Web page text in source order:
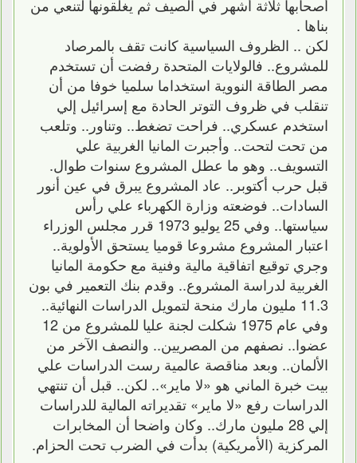
أصحابها ثلاثة أشهر في الصيف ثم يغلقونها لتنعي من
بناها .
لكن .. الظروف السياسية كانت تقف بالمرصاد
للمشروع.. فالولايات المتحدة رفضت أن تستخدم
مصر الطاقة النووية استخداما سلميا خوفا من أن
تنقلب في ظروف التوتر الحادة مع إسرائيل إلي
استخدم عسكري.. فراحت تضغط.. وتناور.. وتلعب
من تحت لتحت.. وأجبرت المانيا الغربية علي
التسويف.. وهو ما عطل المشروع سنوات طوال.
قبل حرب أكتوبر.. عاد المشروع يبرق في عين أنور
السادات.. فوضعته وزارة الكهرباء علي رأس
سياستها.. وفي 25 يوليو 1973 قرر مجلس الوزراء
اعتبار المشروع مشروعا قوميا يستحق الأولوية..
وجري توقيع اتفاقية مالية وفنية مع حكومة المانيا
الغربية لدراسة المشروع.. وقدم بنك التعمير في بون
11.3 مليون مارك منحة لتمويل الدراسات النهائية..
وفي عام 1975 شكلت لجنة عليا للمشروع من 12
عضوا.. نصفهم من المصريين.. والنصف الآخر من
الألمان.. وبعد مناقصة عالمية رست الدراسات علي
بيت خبرة الماني هو «لا ماير».. لكن.. قبل أن تنتهي
الدراسات رفع «لا ماير» تقديراته المالية للدراسات
إلي 28 مليون مارك.. وكان واضحا أن المخابرات
المركزية (الأمريكية) بدأت في الضرب تحت الحزام.